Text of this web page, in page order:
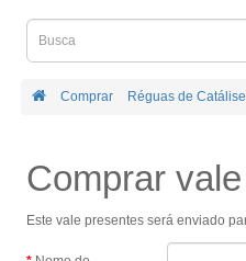
Comprar Réguas de Catálise
Comprar
Este vale presentes será enviado